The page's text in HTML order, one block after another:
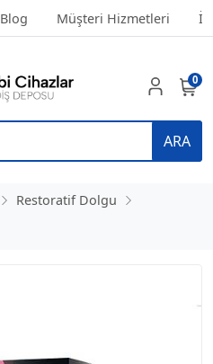
Blog Müşteri Hizmetleri
ARA
0
Restoratif Dolgu